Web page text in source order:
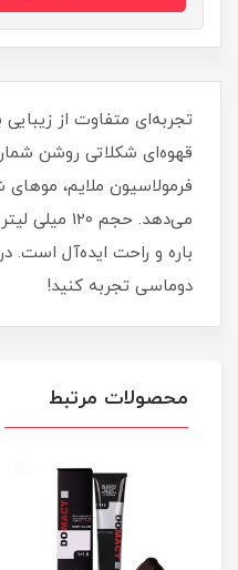
تجربه‌ای متفاوت از
فرمولاسیون ملایم،
می‌دهد. حجم
باره و راحت ایده‌آل است.
دوماسی تجربه کنید!
محصولات مرتبط